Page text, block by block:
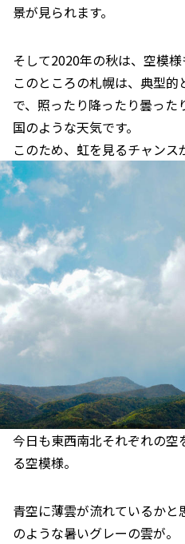
景が見られます。
そして2020年の秋は、空模様
このところの札幌は、典型
で、照ったり降ったり曇っ
国のような天気です。
このため、虹を見るチャンス
今日も東西南北それぞれの空
る空模様。
青空に薄雲が流れているか
のような暑いグレーの雲が。